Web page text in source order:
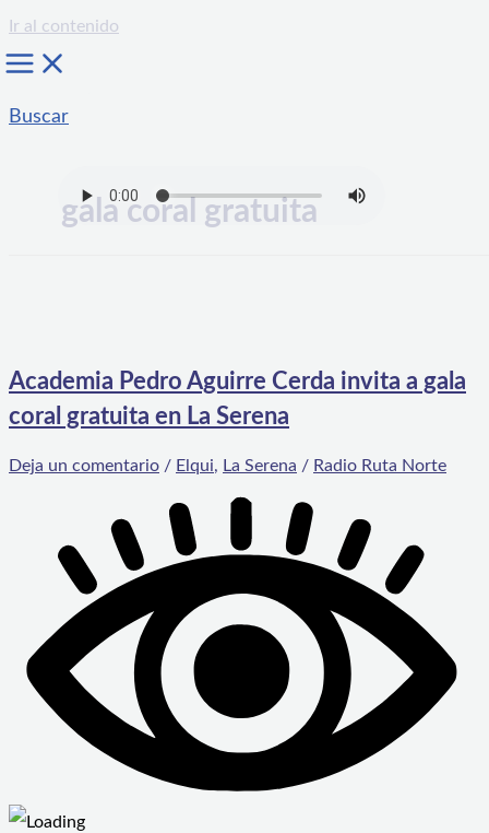
Ir al contenido
Buscar
gala coral gratuita
Academia Pedro Aguirre Cerda invita a gala
coral gratuita en La Serena
Deja un comentario / Elqui, La Serena / Radio Ruta Norte